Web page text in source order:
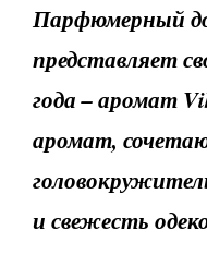
Парфюмерный
представляет
года – аромат
аромат,
и свежесть